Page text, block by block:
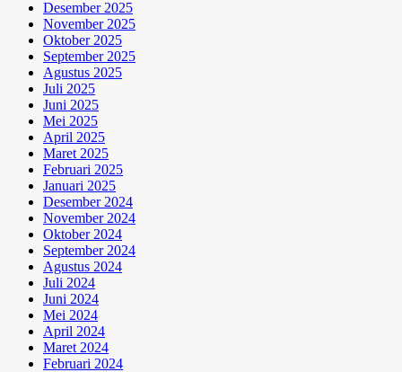
Desember 2025
November 2025
Oktober 2025
September 2025
Agustus 2025
Juli 2025
Juni 2025
Mei 2025
April 2025
Maret 2025
Februari 2025
Januari 2025
Desember 2024
November 2024
Oktober 2024
September 2024
Agustus 2024
Juli 2024
Juni 2024
Mei 2024
April 2024
Maret 2024
Februari 2024